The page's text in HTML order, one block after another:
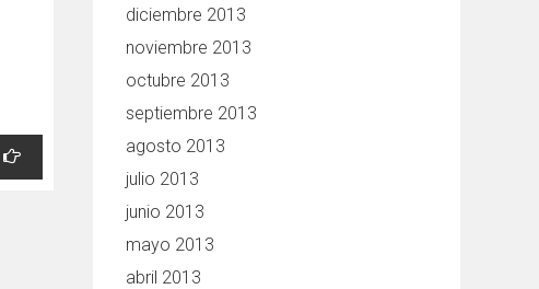
diciembre 2013
noviembre 2013
octubre 2013
septiembre 2013
agosto 2013
julio 2013
junio 2013
mayo 2013
abril 2013